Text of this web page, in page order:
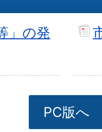
」の発
PC版へ